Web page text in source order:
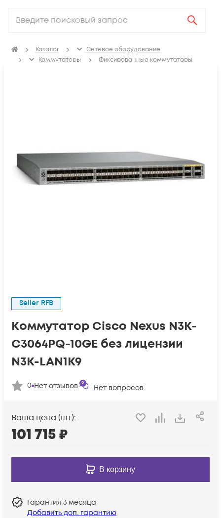
Каталог
Сетевое оборудование
Коммутаторы
Фиксированные коммутаторы
Seller RFB
Коммутатор Cisco Nexus N3K-
C3064PQ-10GE без лицензии
N3K-LAN1K9
0 Нет отзывов Нет вопросов
Ваша цена (шт):
101 715₽
В корзину
Гарантия 3 месяца
Добавить доп. гарантию